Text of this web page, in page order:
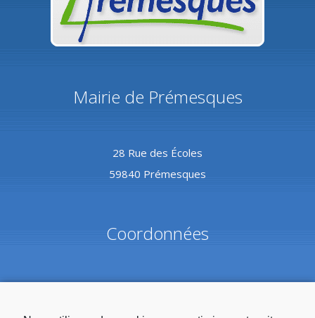
Mairie de Prémesques
28 Rue des Écoles
59840 Prémesques
Coordonnées